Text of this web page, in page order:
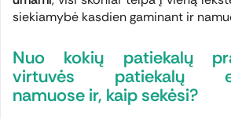
siekiamybė kasdien gaminant ir
Nuo kokių patiekalų
virtuvės patiekalų
namuose ir, kaip sekėsi?